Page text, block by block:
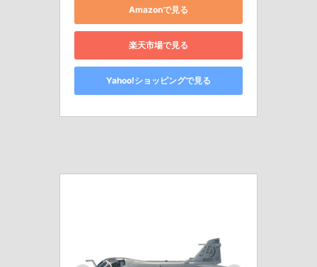
Amazonで見る
楽天市場で見る
Yahoo!ショッピングで見る